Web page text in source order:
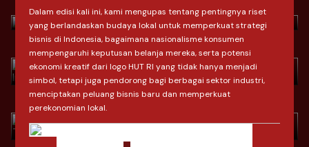
Download
March 2026
Download
> Ramadan & Lebaran: Shifting
Consumer Behavior In Indonesia
February 2026
Download
> Dari SEO ke AIO Saat Konsumen
Tidak Lagi "Mencari", Tapi
"Bertanya"
January 2026
> 2026: Lebih dari Sekadar Angka,
Ini adalah Reboot Konsumen
Dalam edisi kali ini, kami mengupas tentang pentingnya riset
yang berlandaskan budaya lokal untuk memperkuat strategi
bisnis di Indonesia, bagaimana nasionalisme konsumen
mempengaruhi keputusan belanja mereka, serta potensi
ekonomi kreatif dari logo HUT RI yang tidak hanya menjadi
simbol, tetapi juga pendorong bagi berbagai sektor industri,
menciptakan peluang bisnis baru dan memperkuat
perekonomian lokal.